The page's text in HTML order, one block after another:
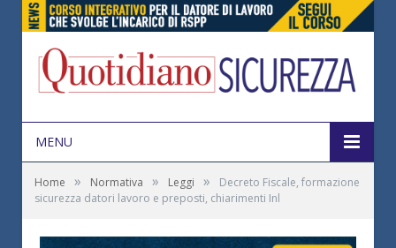
MENU
Home » Normativa » Leggi »
Decreto Fiscale, formazione
sicurezza datori lavoro e preposti, chiarimenti Inl